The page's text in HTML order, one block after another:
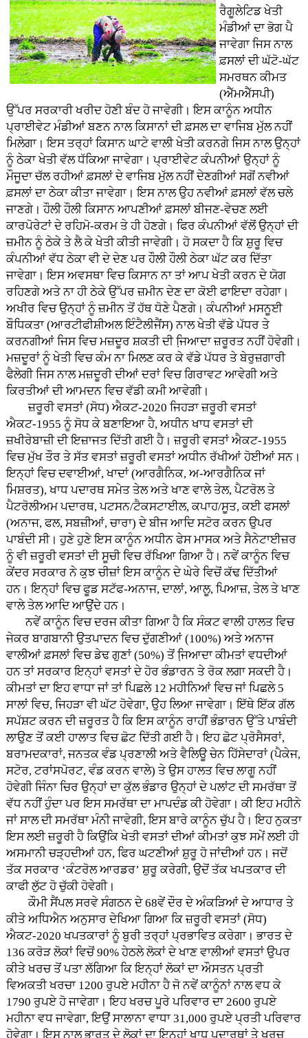
ਰੈਗੂਲੇਟਿਡ ਖੇਤੀ
ਮੰਡੀਆਂ ਦਾ ਭੋਗ ਪੈ
ਜਾਵੇਗਾ ਜਿਸ ਨਾਲ
ਫ਼ਸਲਾਂ ਦੀ ਘੱਟੋ-ਘੱਟ
ਸਮਰਥਨ ਕੀਮਤ
(ਐੱਮਐੱਸਪੀ)
ਉੱਪਰ ਸਰਕਾਰੀ ਖਰੀਦ ਹੋਣੀ ਬੰਦ ਹੋ ਜਾਵੇਗੀ। ਇਸ ਕਾਨੂੰਨ ਅਧੀਨ
ਪ੍ਰਾਈਵੇਟ ਮੰਡੀਆਂ ਬਣਨ ਨਾਲ ਕਿਸਾਨਾਂ ਦੀ ਫ਼ਸਲ ਦਾ ਵਾਜਿਬ ਮੁੱਲ ਨਹੀਂ
ਮਿਲੇਗਾ। ਇਸ ਤਰ੍ਹਾਂ ਕਿਸਾਨ ਘਾਟੇ ਵਾਲੀ ਖੇਤੀ ਕਰਨਗੇ ਜਿਸ ਨਾਲ ਉਨ੍ਹਾਂ
ਨੂੰ ਠੇਕਾ ਖੇਤੀ ਵੱਲ ਧੱਕਿਆ ਜਾਵੇਗਾ। ਪ੍ਰਾਈਵੇਟ ਕੰਪਨੀਆਂ ਉਨ੍ਹਾਂ ਨੂੰ
ਮੌਜੂਦਾ ਚੱਲ ਰਹੀਆਂ ਫ਼ਸਲਾਂ ਦੇ ਵਾਜਿਬ ਮੁੱਲ ਨਹੀਂ ਦੇਣਗੀਆਂ ਸਗੋਂ ਨਵੀਆਂ
ਫ਼ਸਲਾਂ ਦਾ ਠੇਕਾ ਕੀਤਾ ਜਾਵੇਗਾ। ਇਸ ਨਾਲ ਉਹ ਨਵੀਆਂ ਫ਼ਸਲਾਂ ਵੱਲ ਚਲੇ
ਜਾਣਗੇ। ਹੌਲੀ ਹੌਲੀ ਕਿਸਾਨ ਆਪਣੀਆਂ ਫ਼ਸਲਾਂ ਬੀਜਣ-ਵੇਚਣ ਲਈ
ਕਾਰਪੋਰੇਟਾਂ ਦੇ ਰਹਿਮੋ-ਕਰਮ ਤੇ ਹੀ ਹੋਣਗੇ। ਫਿਰ ਕੰਪਨੀਆਂ ਵੱਲੋਂ ਉਨ੍ਹਾਂ ਦੀ
ਜ਼ਮੀਨ ਨੂੰ ਠੇਕੇ ਤੇ ਲੈ ਕੇ ਖੇਤੀ ਕੀਤੀ ਜਾਵੇਗੀ। ਹੋ ਸਕਦਾ ਹੈ ਕਿ ਸ਼ੁਰੂ ਵਿਚ
ਕੰਪਨੀਆਂ ਵੱਧ ਠੇਕਾ ਵੀ ਦੇ ਦੇਣ ਪਰ ਹੌਲੀ ਹੌਲੀ ਠੇਕਾ ਘੱਟ ਕਰ ਦਿੱਤਾ
ਜਾਵੇਗਾ। ਇਸ ਅਵਸਥਾ ਵਿਚ ਕਿਸਾਨ ਨਾ ਤਾਂ ਆਪ ਖੇਤੀ ਕਰਨ ਦੇ ਯੋਗ
ਰਹਿਣਗੇ ਅਤੇ ਨਾ ਹੀ ਠੇਕੇ ਉੱਪਰ ਜ਼ਮੀਨ ਦੇਣ ਦਾ ਕੋਈ ਫਾਇਦਾ ਰਹੇਗਾ।
ਅਖੀਰ ਵਿਚ ਉਨ੍ਹਾਂ ਨੂੰ ਜ਼ਮੀਨ ਤੋਂ ਹੱਥ ਧੋਣੇ ਪੈਣਗੇ। ਕੰਪਨੀਆਂ ਮਸਨੂਈ
ਬੌਧਿਕਤਾ (ਆਰਟੀਫੀਸ਼ੀਅਲ ਇੰਟੈਲੀਜੈਂਸ) ਨਾਲ ਖੇਤੀ ਵੱਡੇ ਪੱਧਰ ਤੇ
ਕਰਨਗੀਆਂ ਜਿਸ ਵਿਚ ਮਜ਼ਦੂਰ ਸ਼ਕਤੀ ਦੀ ਜਿ਼ਆਦਾ ਜ਼ਰੂਰਤ ਨਹੀਂ ਹੋਵੇਗੀ।
ਮਜ਼ਦੂਰਾਂ ਨੂੰ ਖੇਤੀ ਵਿਚ ਕੰਮ ਨਾ ਮਿਲਣ ਕਰ ਕੇ ਵੱਡੇ ਪੱਧਰ ਤੇ ਬੇਰੁਜ਼ਗਾਰੀ
ਫੈਲੇਗੀ ਜਿਸ ਨਾਲ ਮਜ਼ਦੂਰੀ ਦੀਆਂ ਦਰਾਂ ਵਿਚ ਗਿਰਾਵਟ ਆਵੇਗੀ ਅਤੇ
ਕਿਰਤੀਆਂ ਦੀ ਆਮਦਨ ਵਿਚ ਵੱਡੀ ਕਮੀ ਆਵੇਗੀ।
ਜ਼ਰੂਰੀ ਵਸਤਾਂ (ਸੋਧ) ਐਕਟ-2020 ਜਿਹੜਾ ਜ਼ਰੂਰੀ ਵਸਤਾਂ
ਐਕਟ-1955 ਨੂੰ ਸੋਧ ਕੇ ਬਣਾਇਆ ਹੈ, ਅਧੀਨ ਖਾਧ ਵਸਤਾਂ ਦੀ
ਜ਼ਖੀਰੇਬਾਜ਼ੀ ਦੀ ਇਜ਼ਾਜਤ ਦਿੱਤੀ ਗਈ ਹੈ। ਜ਼ਰੂਰੀ ਵਸਤਾਂ ਐਕਟ-1955
ਵਿਚ ਮੁੱਖ ਤੌਰ ਤੇ ਸੱਤ ਵਸਤਾਂ ਜ਼ਰੂਰੀ ਵਸਤਾਂ ਅਧੀਨ ਰੱਖੀਆਂ ਹੋਈਆਂ ਸਨ।
ਇਨ੍ਹਾਂ ਵਿਚ ਦਵਾਈਆਂ, ਖਾਦਾਂ (ਆਰਗੈਨਿਕ, ਅ-ਆਰਗੈਨਿਕ ਜਾਂ
ਮਿਸ਼ਰਤ), ਖਾਧ ਪਦਾਰਥ ਸਮੇਤ ਤੇਲ ਅਤੇ ਖਾਣ ਵਾਲੇ ਤੇਲ, ਪੈਟਰੋਲ ਤੇ
ਪੈਟਰੋਲੀਅਮ ਪਦਾਰਥ, ਪਟਸਨ/ਟੈਕਸਟਾਈਲ, ਕਪਾਹ/ਸੂਤ, ਕਈ ਫਸਲਾਂ
(ਅਨਾਜ, ਫਲ, ਸਬਜ਼ੀਆਂ, ਚਾਰਾ) ਦੇ ਬੀਜ ਆਦਿ ਸਟੋਰ ਕਰਨ ਉਪਰ
ਪਾਬੰਦੀ ਸੀ। ਹੁਣੇ ਹੁਣੇ ਇਸ ਕਾਨੂੰਨ ਅਧੀਨ ਫੇਸ ਮਾਸਕ ਅਤੇ ਸੈਨੇਟਾਈਜ਼ਰ
ਨੂੰ ਵੀ ਜ਼ਰੂਰੀ ਵਸਤਾਂ ਦੀ ਸੂਚੀ ਵਿਚ ਰੱਖਿਆ ਗਿਆ ਹੈ। ਨਵੇਂ ਕਾਨੂੰਨ ਵਿਚ
ਕੇਂਦਰ ਸਰਕਾਰ ਨੇ ਕੁਝ ਚੀਜ਼ਾਂ ਇਸ ਕਾਨੂੰਨ ਦੇ ਘੇਰੇ ਵਿਚੋਂ ਕੱਢ ਦਿੱਤੀਆਂ
ਹਨ। ਇਨ੍ਹਾਂ ਵਿਚ ਫੂਡ ਸਟੱਫ-ਅਨਾਜ, ਦਾਲਾਂ, ਆਲੂ, ਪਿਆਜ਼, ਤੇਲ ਤੇ ਖਾਣ
ਵਾਲੇ ਤੇਲ ਆਦਿ ਆਉਂਦੇ ਹਨ।
ਨਵੇਂ ਕਾਨੂੰਨ ਵਿਚ ਦਰਜ ਕੀਤਾ ਗਿਆ ਹੈ ਕਿ ਸੰਕਟ ਵਾਲੀ ਹਾਲਤ ਵਿਚ
ਜੇਕਰ ਬਾਗਬਾਨੀ ਉਤਪਾਦਨ ਵਿਚ ਦੁੱਗਣੀਆਂ (100%) ਅਤੇ ਅਨਾਜ
ਵਾਲੀਆਂ ਫ਼ਸਲਾਂ ਵਿਚ ਡੇਢ ਗੁਣਾਂ (50%) ਤੋਂ ਜਿ਼ਆਦਾ ਕੀਮਤਾਂ ਵਧਦੀਆਂ
ਹਨ ਤਾਂ ਸਰਕਾਰ ਇਨ੍ਹਾਂ ਵਸਤਾਂ ਦੇ ਹੋਰ ਭੰਡਾਰਨ ਤੇ ਰੋਕ ਲਗਾ ਸਕਦੀ ਹੈ।
ਕੀਮਤਾਂ ਦਾ ਇਹ ਵਾਧਾ ਜਾਂ ਤਾਂ ਪਿਛਲੇ 12 ਮਹੀਨਿਆਂ ਵਿਚ ਜਾਂ ਪਿਛਲੇ 5
ਸਾਲਾਂ ਵਿਚ, ਜਿਹੜਾ ਵੀ ਘੱਟ ਹੋਵੇਗਾ, ਉਹ ਲਿਆ ਜਾਵੇਗਾ। ਇੱਥੇ ਇੱਕ ਗੱਲ
ਸਪੱਸ਼ਟ ਕਰਨ ਦੀ ਜ਼ਰੂਰਤ ਹੈ ਕਿ ਇਸ ਕਾਨੂੰਨ ਰਾਹੀਂ ਭੰਡਾਰਨ ਉੱਤੇ ਪਾਬੰਦੀ
ਲਾਉਣ ਤੋਂ ਕਈ ਹਾਲਾਤ ਵਿਚ ਛੋਟ ਦਿੱਤੀ ਗਈ ਹੈ। ਇਹ ਛੋਟ ਪ੍ਰੋਸੈਸਰਾਂ,
ਬਰਾਮਦਕਾਰਾਂ, ਜਨਤਕ ਵੰਡ ਪ੍ਰਣਾਲੀ ਅਤੇ ਵੈਲਿਊ ਚੇਨ ਹਿੱਸੇਦਾਰਾਂ (ਪੈਕੇਜ,
ਸਟੋਰ, ਟਰਾਂਸਪੋਰਟ, ਵੰਡ ਕਰਨ ਵਾਲੇ) ਤੇ ਉਸ ਹਾਲਤ ਵਿਚ ਲਾਗੂ ਨਹੀਂ
ਹੋਵੇਗੀ ਜਿੰਨਾ ਚਿਰ ਉਨ੍ਹਾਂ ਦਾ ਕੁੱਲ ਭੰਡਾਰ ਉਨ੍ਹਾਂ ਦੇ ਪਲਾਂਟ ਦੀ ਸਮਰੱਥਾ ਤੋਂ
ਵੱਧ ਨਹੀਂ ਹੁੰਦਾ ਪਰ ਇਸ ਸਮਰੱਥਾ ਦਾ ਮਾਪਦੰਡ ਕੀ ਹੋਵੇਗਾ। ਕੀ ਇਹ ਮਹੀਨੇ
ਜਾਂ ਸਾਲ ਦੀ ਸਮਰੱਥਾ ਮੰਨੀ ਜਾਵੇਗੀ, ਇਸ ਬਾਰੇ ਕਾਨੂੰਨ ਚੁੱਪ ਹੈ। ਇਹ ਨੁਕਤਾ
ਇਸ ਲਈ ਜ਼ਰੂਰੀ ਹੈ ਕਿਉਂਕਿ ਖੇਤੀ ਵਸਤਾਂ ਦੀਆਂ ਕੀਮਤਾਂ ਕੁਝ ਸਮੇਂ ਲਈ ਹੀ
ਅਸਮਾਨੀ ਚੜ੍ਹਦੀਆਂ ਹਨ, ਫਿਰ ਘਟਣੀਆਂ ਸ਼ੁਰੂ ਹੋ ਜਾਂਦੀਆਂ ਹਨ। ਜਦੋਂ
ਤੱਕ ਸਰਕਾਰ ‘ਕੰਟਰੋਲ ਆਰਡਰ’ ਸ਼ੁਰੂ ਕਰੇਗੀ, ਉਦੋਂ ਤੱਕ ਖਪਤਕਾਰ ਦੀ
ਕਾਫੀ ਲੁੱਟ ਹੋ ਚੁੱਕੀ ਹੋਵੇਗੀ।
ਕੌਮੀ ਸੈਂਪਲ ਸਰਵੇ ਸੰਗਠਨ ਦੇ 68ਵੇਂ ਦੌਰ ਦੇ ਅੰਕੜਿਆਂ ਦੇ ਆਧਾਰ ਤੇ
ਕੀਤੇ ਅਧਿਐਨ ਅਨੁਸਾਰ ਦੇਖਿਆ ਗਿਆ ਕਿ ਜ਼ਰੂਰੀ ਵਸਤਾਂ (ਸੋਧ)
ਐਕਟ-2020 ਖਪਤਕਾਰਾਂ ਨੂੰ ਬੁਰੀ ਤਰ੍ਹਾਂ ਪ੍ਰਭਾਵਿਤ ਕਰੇਗਾ। ਭਾਰਤ ਦੇ
136 ਕਰੋੜ ਲੋਕਾਂ ਵਿਚੋਂ 90% ਹੇਠਲੇ ਲੋਕਾਂ ਦੇ ਖਾਣ ਵਾਲੀਆਂ ਵਸਤਾਂ ਉਪਰ
ਕੀਤੇ ਖਰਚ ਤੋਂ ਪਤਾ ਲੱਗਿਆ ਕਿ ਇਨ੍ਹਾਂ ਲੋਕਾਂ ਦਾ ਔਸਤਨ ਪ੍ਰਤੀ
ਵਿਅਕਤੀ ਖਰਚਾ 1200 ਰੁਪਏ ਮਹੀਨਾ ਹੈ ਜੋ ਨਵੇਂ ਕਾਨੂੰਨਾਂ ਨਾਲ ਵਧ ਕੇ
1790 ਰੁਪਏ ਹੋ ਜਾਵੇਗਾ। ਇਹ ਖਰਚ ਪੂਰੇ ਪਰਿਵਾਰ ਦਾ 2600 ਰੁਪਏ
ਮਹੀਨਾ ਵਧ ਜਾਵੇਗਾ, ਇਉਂ ਸਾਲਾਨਾ ਵਾਧਾ 31,000 ਰੁਪਏ ਪ੍ਰਤੀ ਪਰਿਵਾਰ
ਹੋਵੇਗਾ। ਇਸ ਨਾਲ ਭਾਰਤ ਦੇ ਲੋਕਾਂ ਦਾ ਇਨ੍ਹਾਂ ਖਾਧ ਪਦਾਰਥਾਂ ਤੇ ਖਰਚ